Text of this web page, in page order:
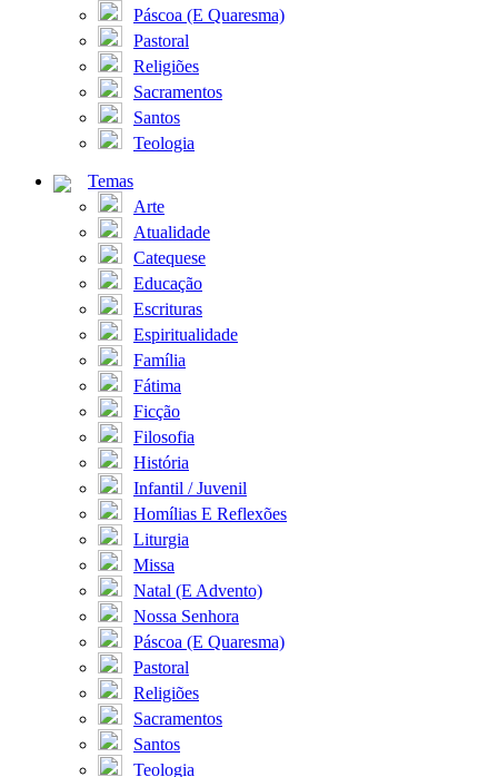
Páscoa (E Quaresma)
Pastoral
Religiões
Sacramentos
Santos
Teologia
Temas
Arte
Atualidade
Catequese
Educação
Escrituras
Espiritualidade
Família
Fátima
Ficção
Filosofia
História
Infantil / Juvenil
Homílias E Reflexões
Liturgia
Missa
Natal (E Advento)
Nossa Senhora
Páscoa (E Quaresma)
Pastoral
Religiões
Sacramentos
Santos
Teologia